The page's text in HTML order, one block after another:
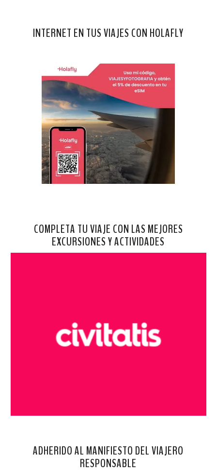
INTERNET EN TUS VIAJES CON HOLAFLY
COMPLETA TU VIAJE CON LAS MEJORES
EXCURSIONES Y ACTIVIDADES
ADHERIDO AL MANIFIESTO DEL VIAJERO
RESPONSABLE